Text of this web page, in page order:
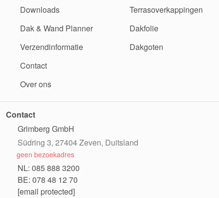
Downloads
Dak & Wand Planner
Verzendinformatie
Contact
Over ons
Terrasoverkappingen
Dakfolie
Dakgoten
Contact
Grimberg GmbH
Südring 3, 27404 Zeven, Duitsland
geen bezoekadres
NL: 085 888 3200
BE: 078 48 12 70
[email protected]